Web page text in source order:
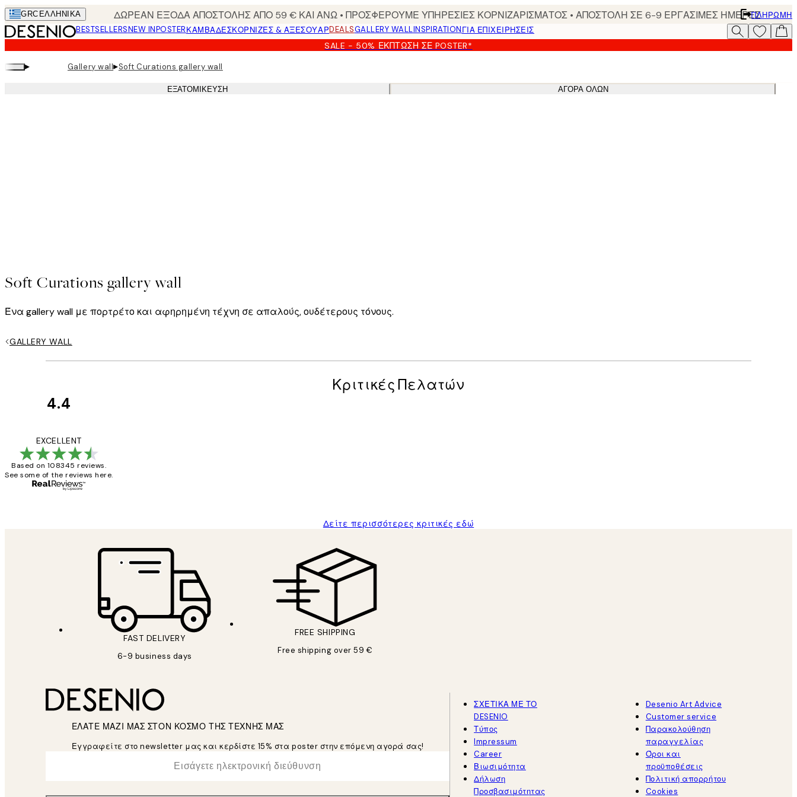
Skip
to
main
content.
GRC ΕΛΛΗΝΙΚΆ ΔΩΡΕΑΝ ΕΞΟΔΑ ΑΠΟΣΤΟΛΗΣ ΑΠΟ 59 € ΚΑΙ ΑΝΩ • ΠΡΟΣΦΕΡΟΥΜΕ ΥΠΗΡΕΣΙΕΣ ΚΟΡΝΙΖΑΡΙΣΜΑΤΟΣ • ΑΠΟΣΤΟΛΗ ΣΕ 6-9 ΕΡΓΑΣΙΜΕΣ ΗΜΕΡΕΣΠΛΗΡΩΜΉ
BESTSELLERSNEW INPOSTERΚΑΜΒΆΔΕΣΚΟΡΝΊΖΕΣ & ΑΞΕΣΟΥΆΡDEALSGALLERY WALLINSPIRATIONΓΙΑ ΕΠΙΧΕΙΡΗΣΕΙΣ
SALE - 50% ΈΚΠΤΩΣΗ ΣΕ POSTER*
▸ Gallery wall▸Soft Curations gallery wall
ΕΞΑΤΟΜΊΚΕΥΣΗ ΑΓΟΡΆ ΌΛΩΝ
Soft Curations gallery wall
Ένα gallery wall με πορτρέτο και αφηρημένη τέχνη σε απαλούς, ουδέτερους τόνους.
GALLERY WALL
Κριτικές Πελατών
4.4
EXCELLENT
Based on 108345 reviews.
See some of the reviews here.
Δείτε περισσότερες κριτικές εδώ
FAST DELIVERY
6-9 business days
FREE SHIPPING
Free shipping over 59 €
ΕΛΑΤΕ ΜΑΖΙ ΜΑΣ ΣΤΟΝ ΚΟΣΜΟ ΤΗΣ ΤΕΧΝΗΣ ΜΑΣ
Εγγραφείτε στο newsletter μας και κερδίστε 15% στα poster στην επόμενη αγορά σας!
ΣΧΕΤΙΚΑ ΜΕ ΤΟ
DESENIO
Τύπος
Impressum
Career
Βιωσιμότητα
Δήλωση
Προσβασιμότητας
Desenio Art Advice
Customer service
Παρακολούθηση
παραγγελίας
Όροι και
προϋποθέσεις
Πολιτική απορρήτου
Cookies